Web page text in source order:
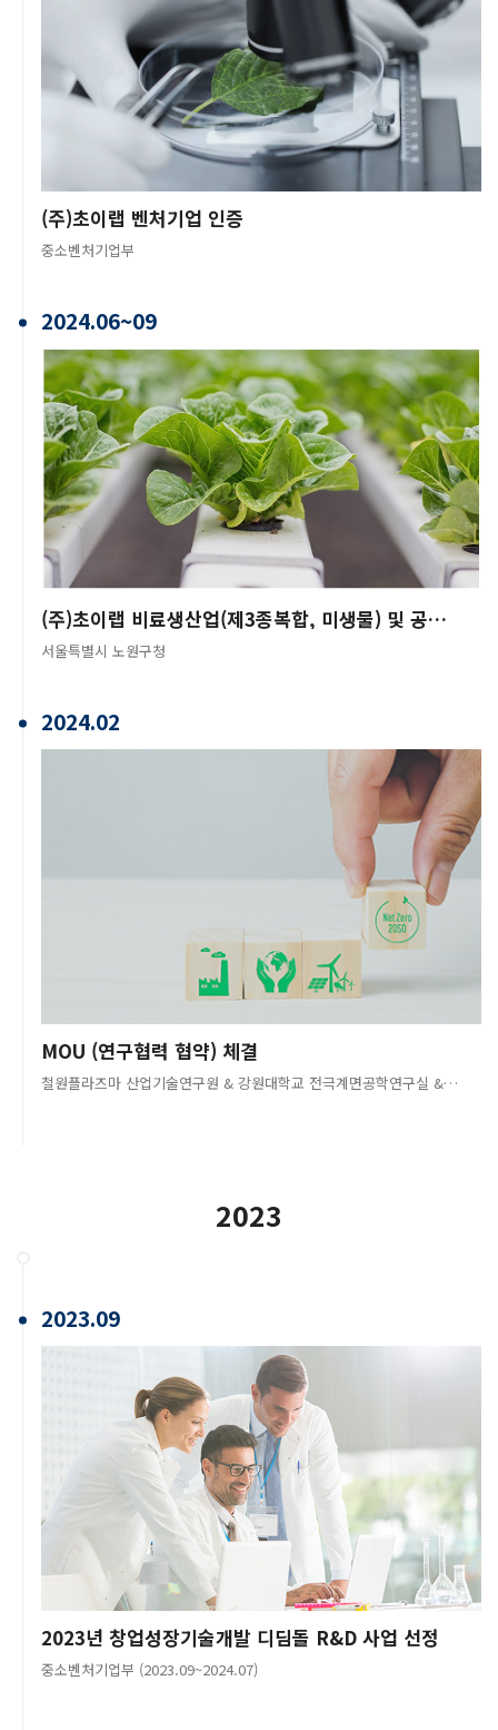
(주)초이랩 벤처기업 인증
중소벤처기업부
2024.06~09
(주)초이랩 비료생산업(제3종복합, 미생물) 및 공장 등록
서울특별시 노원구청
2024.02
MOU (연구협력 협약) 체결
철원플라즈마 산업기술연구원 & 강원대학교 전극계면공학연구실 & 서울과기대 에너지기술인력양성센터
2023
2023.09
2023년 창업성장기술개발 디딤돌 R&D 사업 선정
중소벤처기업부 (2023.09~2024.07)